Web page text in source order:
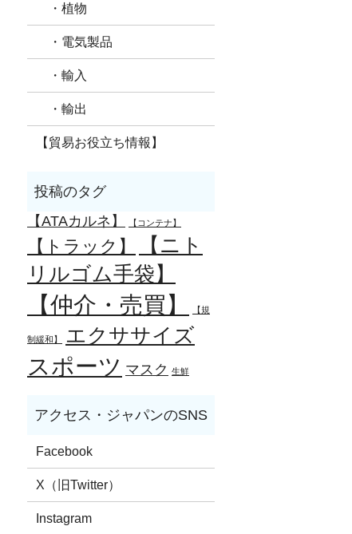
・植物
・電気製品
・輸入
・輸出
【貿易お役立ち情報】
【ATAカルネ】 【コンテナ】
【トラック】
【ニト
リルゴム手袋】
【仲介・売買】 【規
制緩和】 エクササイズ
スポーツ マスク 生鮮
Facebook
X（旧Twitter）
Instagram